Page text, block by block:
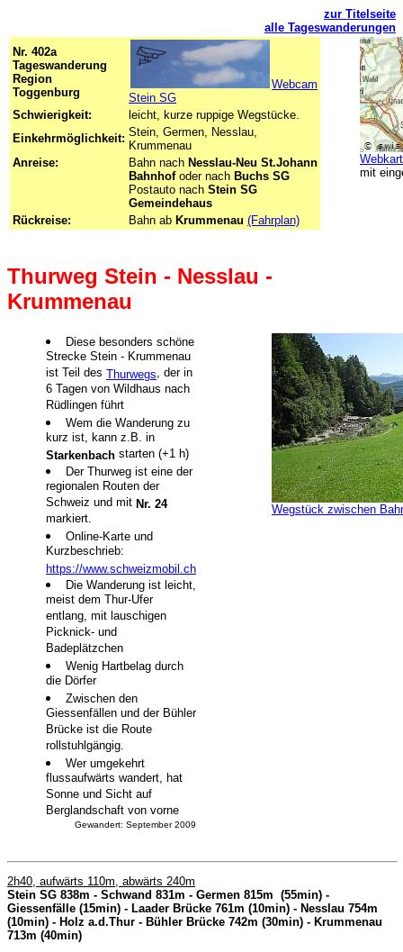
zur Titelseite
alle Tageswanderungen
Nr. 402a
Tageswanderung
Region
Toggenburg
Webcam
Stein SG
Schwierigkeit:
leicht, kurze ruppige Wegstücke.
Einkehrmöglichkeit: Stein, Germen, Nesslau,
Krummenau
Anreise:
Bahn nach Nesslau-Neu St.Johann
Bahnhofoder nach Buchs SG
Postauto nach Stein SG
Gemeindehaus
Rückreise:
Bahn ab Krummenau (Fahrplan)
mit
Thurweg Stein - Nesslau -
Krummenau
Diese besonders schöne
Strecke Stein - Krummenau
ist Teil des Thurwegs, der in
6 Tagen von Wildhaus nach
Rüdlingen führt
Wem die Wanderung zu
kurz ist, kann z.B. in
Starkenbach starten (+1 h)
Der Thurweg ist eine der
regionalen Routen der
Schweiz und mit Nr. 24
markiert.
Online-Karte und
Kurzbeschrieb:
https://www.schweizmobil.ch
Die Wanderung ist leicht,
meist dem Thur-Ufer
entlang, mit lauschigen
Picknick- und
Badeplätzchen
Wenig Hartbelag durch
die Dörfer
Zwischen den
Giessenfällen und der Bühler
Brücke ist die Route
rollstuhlgängig.
Wer umgekehrt
flussaufwärts wandert, hat
Sonne und Sicht auf
Berglandschaft von vorne
Gewandert: September 2009
Wegstück zwischen
2h40, aufwärts 110m, abwärts 240m
Stein SG 838m - Schwand 831m - Germen 815m (55min) -
Giessenfälle (15min) - Laader Brücke 761m (10min) - Nesslau 754m
(10min) - Holz a.d.Thur - Bühler Brücke 742m (30min) - Krummenau
713m (40min)